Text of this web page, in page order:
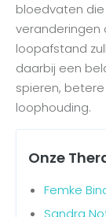
bloedvaten
veranderingen
loopafstand
daarbij een
spieren,
loophouding.
Onze
Femke
Sandra